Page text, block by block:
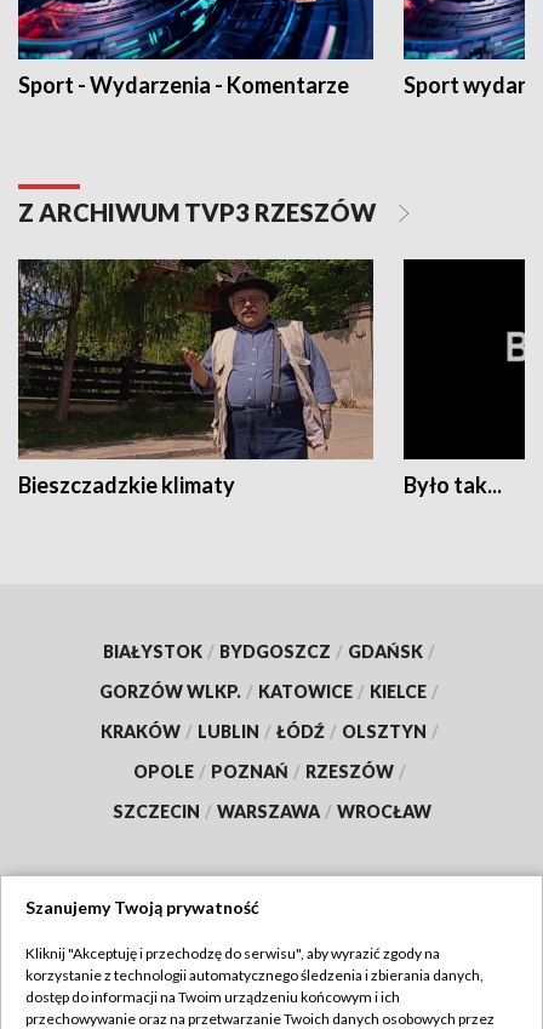
Sport - Wydarzenia - Komentarze Sport
Z ARCHIWUM TVP3 RZESZÓW
Bieszczadzkie klimaty Było tak...
BIAŁYSTOK / BYDGOSZCZ / GDAŃSK /
GORZÓW WLKP. / KATOWICE / KIELCE /
KRAKÓW / LUBLIN / ŁÓDŹ / OLSZTYN /
OPOLE / POZNAŃ / RZESZÓW /
SZCZECIN / WARSZAWA / WROCŁAW
TVP
Abonament TVP
Szanujemy Twoją prywatność
Kliknij "Akceptuję i przechodzę do serwisu", aby wyrazić zgody na
korzystanie z technologii automatycznego śledzenia i zbierania danych,
dostęp do informacji na Twoim urządzeniu końcowym i ich
przechowywanie oraz na przetwarzanie Twoich danych osobowych przez